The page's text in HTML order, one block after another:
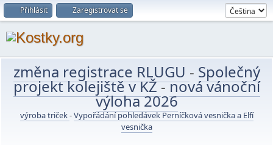
Přihlásit Zaregistrovat se
změna registrace RLUGU - Společný
projekt kolejiště v KŽ-nová vánoční
výloha 2026
výroba triček-Vypořádání pohledávek Perníčková vesnička a Elfí
vesnička